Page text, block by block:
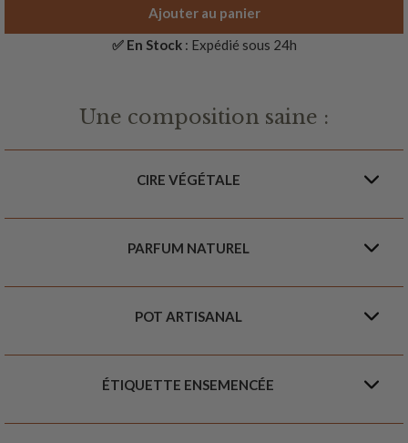
|
Ajouter au panier
✅ En Stock: Expédié sous 24h
Une composition saine :
CIRE VÉGÉTALE
PARFUM NATUREL
POT ARTISANAL
ÉTIQUETTE ENSEMENCÉE